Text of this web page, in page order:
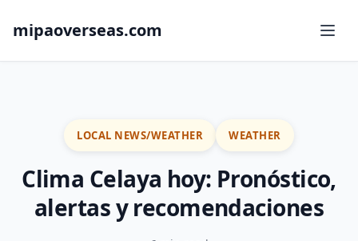
mipaoverseas.com
LOCAL NEWS/WEATHER WEATHER
Clima Celaya hoy: Pronóstico,
alertas y recomendaciones